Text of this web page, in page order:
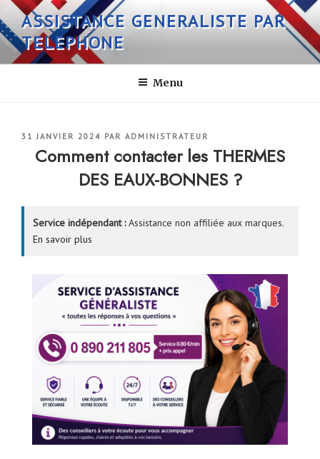
Aller
au
contenu
principal
ASSISTANCE GENERALISTE PAR
TELEPHONE
Menu
PUBLIÉ
31 JANVIER 2024 PAR ADMINISTRATEUR
Comment contacter les THERMES
DES EAUX-BONNES ?
Service indépendant :Assistance non affiliée aux marques.
En savoir plus